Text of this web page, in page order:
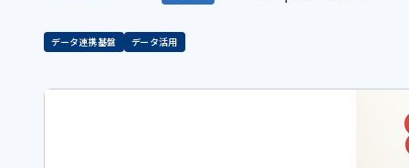
データ連携基盤 データ活用